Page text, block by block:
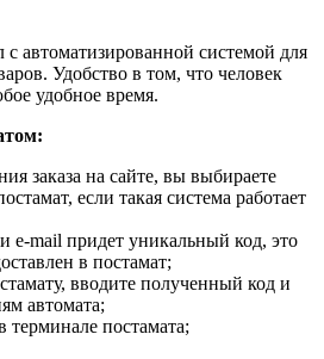
с автоматизированной системой для
Удобство в том, что человек
удобное время.
заказа на сайте, вы выбираете
если такая система работает
e-mail придет уникальный код, это
в постамат;
вводите полученный код и
автомата;
терминале постамата;